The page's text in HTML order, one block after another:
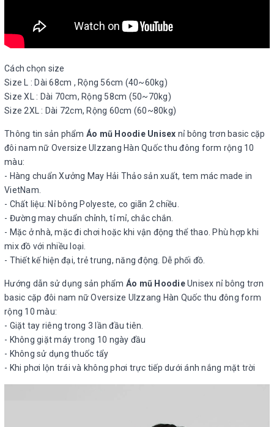
Cách chọn size
Size L : Dài 68cm , Rộng 56cm (40~60kg)
Size XL : Dài 70cm, Rộng 58cm (50~70kg)
Size 2XL : Dài 72cm, Rộng 60cm (60~80kg)
Thông tin sản phẩm Áo mũ Hoodie Unisex nỉ bông trơn basic cặp
đôi nam nữ Oversize Ulzzang Hàn Quốc thu đông form rộng 10
màu:
- Hàng chuẩn Xưởng May Hải Thảo sản xuất, tem mác made in
VietNam.
- Chất liệu: Nỉ bông Polyeste, co giãn 2 chiều.
- Đường may chuẩn chỉnh, tỉ mỉ, chắc chắn.
- Mặc ở nhà, mặc đi chơi hoặc khi vận động thể thao. Phù hợp khi
mix đồ với nhiều loại.
- Thiết kế hiện đại, trẻ trung, năng động. Dễ phối đồ.
Hướng dẫn sử dụng sản phẩm Áo mũ HoodieUnisex nỉ bông trơn
basic cặp đôi nam nữ Oversize Ulzzang Hàn Quốc thu đông form
rộng 10 màu:
- Giặt tay riêng trong 3 lần đầu tiên.
- Không giặt máy trong 10 ngày đầu
- Không sử dụng thuốc tẩy
- Khi phơi lộn trái và không phơi trực tiếp dưới ánh nắng mặt trời